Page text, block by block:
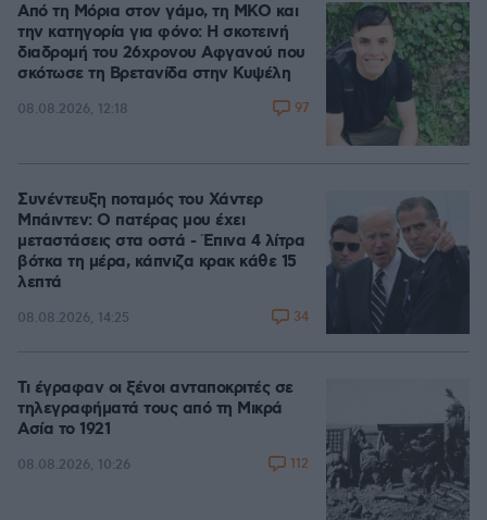
Από τη Μόρια στον γάμο, τη ΜΚΟ και
την κατηγορία για φόνο: Η σκοτεινή
διαδρομή του 26χρονου Αφγανού που
σκότωσε τη Βρετανίδα στην Κυψέλη
08.08.2026, 12:18 97
Συνέντευξη ποταμός του Χάντερ
Μπάιντεν: Ο πατέρας μου έχει
μεταστάσεις στα οστά - Έπινα 4 λίτρα
βότκα τη μέρα, κάπνιζα κρακ κάθε 15
λεπτά
08.08.2026, 14:25 34
Τι έγραφαν οι ξένοι ανταποκριτές σε
τηλεγραφήματά τους από τη Μικρά
Ασία το 1921
08.08.2026, 10:26 112